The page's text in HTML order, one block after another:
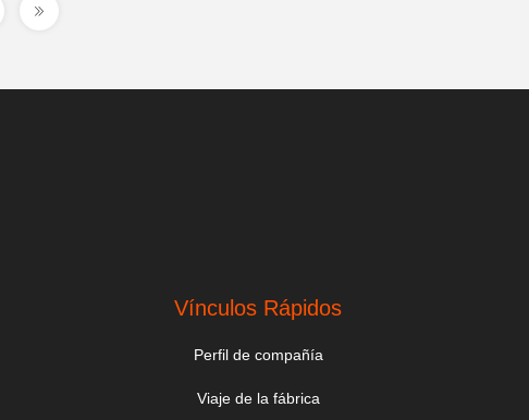
Vínculos Rápidos
Perfil de compañía
Viaje de la fábrica